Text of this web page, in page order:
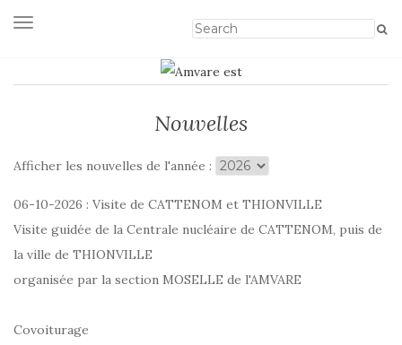
Afficher/masquer la navigation
Nouvelles
Afficher les nouvelles de l'année :
06-10-2026 : Visite de CATTENOM et THIONVILLE
Visite guidée de la Centrale nucléaire de CATTENOM, puis de
la ville de THIONVILLE
organisée par la section MOSELLE de l'AMVARE
Covoiturage